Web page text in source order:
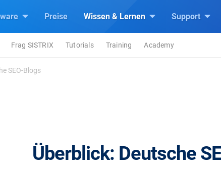
Preise Wissen & Lernen Support
Frag SISTRIX Tutorials Training Academy
SEO-Blogs
Überblick: Deutsche